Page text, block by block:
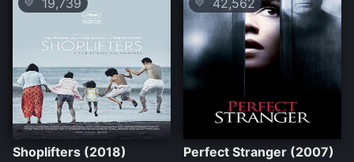
💛 19,739
Shoplifters (2018)
💛 42,562
Perfect Stranger (2007)